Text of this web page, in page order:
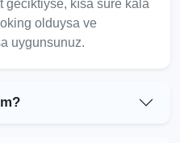
geciktiyse, kısa süre kala
olduysa ve
uygunsunuz.